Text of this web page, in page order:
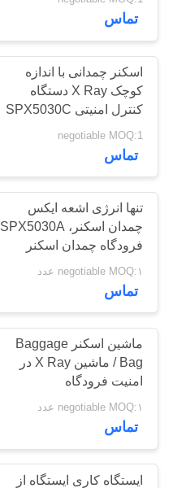
تماس
اسکنر چمدانی با اندازه
کوچک X Ray دستگاه
کنترل امنیتی SPX5030C
بازرسی بسته
negotiable MOQ:1
تماس
تنها انرژی اشعه ایکس
چمدان اسکنر، SPX5030A
فرودگاه چمدان اسکنر
کوچکترین اندازه تونل
negotiable MOQ:۱ عدد
تماس
ماشین اسکنر Baggage
Bag / ماشین X Ray در
امنیت فرودگاه
negotiable MOQ:۱ عدد
تماس
ایستگاه کاری ایستگاه از